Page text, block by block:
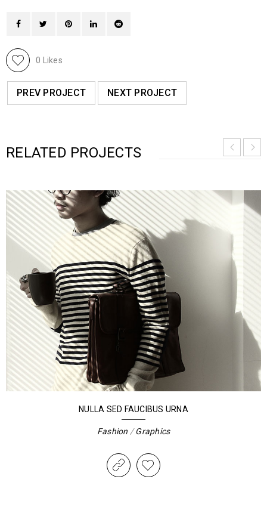
0 Likes
PREV PROJECT NEXT PROJECT
RELATED PROJECTS
PHASELLUS FRINGILLA MALESUADA
Graphics/Photography